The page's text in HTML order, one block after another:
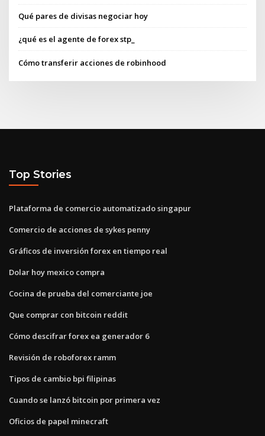
Qué pares de divisas negociar hoy
¿qué es el agente de forex stp_
Cómo transferir acciones de robinhood
Top Stories
Plataforma de comercio automatizado singapur
Comercio de acciones de sykes penny
Gráficos de inversión forex en tiempo real
Dolar hoy mexico compra
Cocina de prueba del comerciante joe
Que comprar con bitcoin reddit
Cómo descifrar forex ea generador 6
Revisión de roboforex ramm
Tipos de cambio bpi filipinas
Cuando se lanzó bitcoin por primera vez
Oficios de papel minecraft